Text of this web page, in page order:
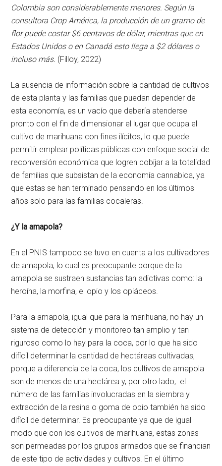
Colombia son considerablemente menores. Según la
consultora Crop América, la producción de un gramo de
flor puede costar $6 centavos de dólar, mientras que en
Estados Unidos o en Canadá esto llega a $2 dólares o
incluso más. (Filloy, 2022)
La ausencia de información sobre la cantidad de cultivos
de esta planta y las familias que puedan depender de
esta economía, es un vacío que debería atenderse
pronto con el fin de dimensionar el lugar que ocupa el
cultivo de marihuana con fines ilícitos, lo que puede
permitir emplear políticas públicas con enfoque social de
reconversión económica que logren cobijar a la totalidad
de familias que subsistan de la economía cannabica, ya
que estas se han terminado pensando en los últimos
años solo para las familias cocaleras.
¿Y la amapola?
En el PNIS tampoco se tuvo en cuenta a los cultivadores
de amapola, lo cual es preocupante porque de la
amapola se sustraen sustancias tan adictivas como: la
heroína, la morfina, el opio y los opiáceos.
Para la amapola, igual que para la marihuana, no hay un
sistema de detección y monitoreo tan amplio y tan
riguroso como lo hay para la coca, por lo que ha sido
difícil determinar la cantidad de hectáreas cultivadas,
porque a diferencia de la coca, los cultivos de amapola
son de menos de una hectárea y, por otro lado, el
número de las familias involucradas en la siembra y
extracción de la resina o goma de opio también ha sido
difícil de determinar. Es preocupante ya que de igual
modo que con los cultivos de marihuana, estas zonas
son permeadas por los grupos armados que se financian
de este tipo de actividades y cultivos. En el último